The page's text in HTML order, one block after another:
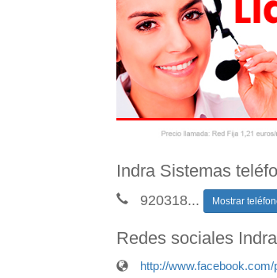
Indra Sistemas
920318... Mostrar
Redes sociales
http://